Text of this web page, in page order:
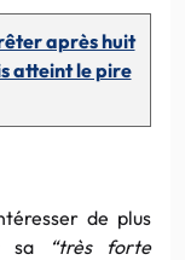
après huit
atteint le pire
de plus
sa
“très forte